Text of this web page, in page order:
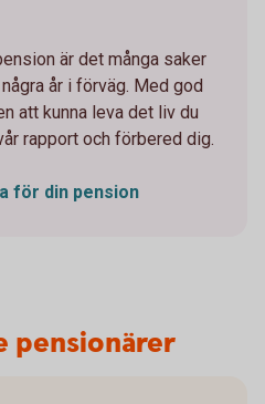
är det många saker
år i förväg. Med god
att kunna leva det liv du
rapport och förbered dig.
för din pension
pensionärer